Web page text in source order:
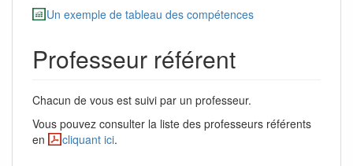
Un exemple de tableau des compétences
Professeur référent
Chacun de vous est suivi par un professeur.
Vous pouvez consulter la liste des professeurs référents
en
cliquant ici.